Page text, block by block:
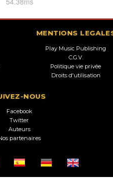
MENTIONS
Play Music Publishing
C.G.V.
Politique vie privée
Droits d'utilisation
NOUS
Facebook
Twitter
Auteurs
partenaires